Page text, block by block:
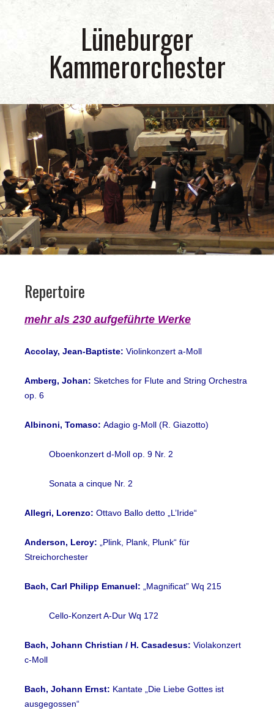
Lüneburger
Kammerorchester
Repertoire
mehr als 230 aufgeführte Werke
Accolay, Jean-Baptiste: Violinkonzert a-Moll
Amberg, Johan: Sketches for Flute and String Orchestra
op. 6
Albinoni, Tomaso: Adagio g-Moll (R. Giazotto)
Oboenkonzert d-Moll op. 9 Nr. 2
Sonata a cinque Nr. 2
Allegri, Lorenzo: Ottavo Ballo detto „L’Iride“
Anderson, Leroy: „Plink, Plank, Plunk“ für
Streichorchester
Bach, Carl Philipp Emanuel: „Magnificat” Wq 215
Cello-Konzert A-Dur Wq 172
Bach, Johann Christian / H. Casadesus: Violakonzert
c-Moll
Bach, Johann Ernst: Kantate „Die Liebe Gottes ist
ausgegossen“